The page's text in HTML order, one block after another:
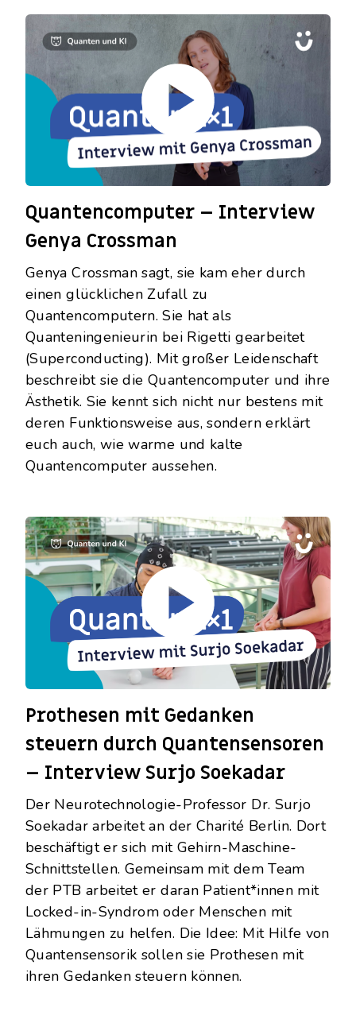
Quantencomputer – Interview
Genya Crossman
Genya Crossman sagt, sie kam eher durch
einen glücklichen Zufall zu
Quantencomputern. Sie hat als
Quanteningenieurin bei Rigetti gearbeitet
(Superconducting). Mit großer Leidenschaft
beschreibt sie die Quantencomputer und ihre
Ästhetik. Sie kennt sich nicht nur bestens mit
deren Funktionsweise aus, sondern erklärt
euch auch, wie warme und kalte
Quantencomputer aussehen.
Prothesen mit Gedanken
steuern durch Quantensensoren
– Interview Surjo Soekadar
Der Neurotechnologie-Professor Dr. Surjo
Soekadar arbeitet an der Charité Berlin. Dort
beschäftigt er sich mit Gehirn-Maschine-
Schnittstellen. Gemeinsam mit dem Team
der PTB arbeitet er daran Patient*innen mit
Locked-in-Syndrom oder Menschen mit
Lähmungen zu helfen. Die Idee: Mit Hilfe von
Quantensensorik sollen sie Prothesenmit
ihren Gedanken steuern können.